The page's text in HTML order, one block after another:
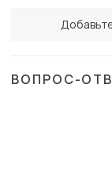
ВОПРОС-